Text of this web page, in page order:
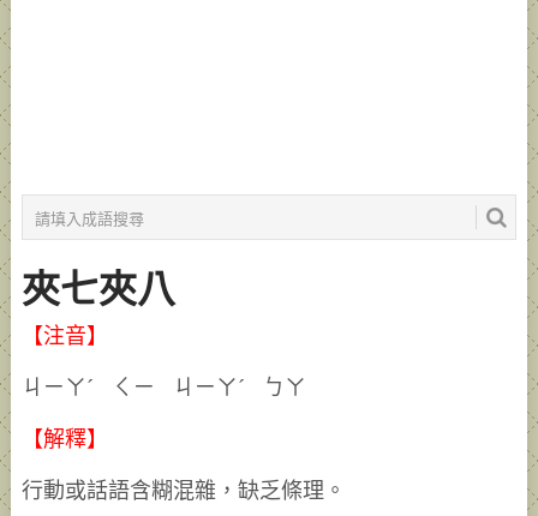
夾七夾八
【注音】
ㄐㄧㄚˊ ㄑㄧ ㄐㄧㄚˊ ㄅㄚ
【解釋】
行動或話語含糊混雜，缺乏條理。